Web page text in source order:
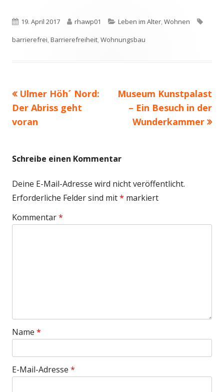
Veröffentlicht
am
19. April 2017 Autor
rhawp01 Kategorien
Leben im Alter,Wohnen
barrierefrei,Barrierefreiheit,Wohnungsbau
Beitragsnavigation
Vorheriger
Beitrag:
Ulmer Höh´ Nord:
Der Abriss geht
voran
Nächster
Beitrag
Museum Kunstpalast
– Ein Besuch in der
Wunderkammer
Schreibe einen Kommentar
Deine E-Mail-Adresse wird nicht veröffentlicht.
Erforderliche Felder sind mit* markiert
Kommentar*
Name *
E-Mail-Adresse *